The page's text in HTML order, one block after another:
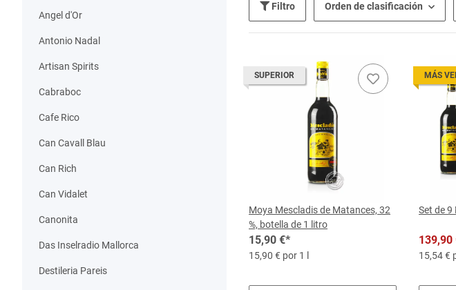
Filtro Orden de clasificación
SUPERIOR
Moya Mescladis de Matances, 32
%, botella de 1 litro
15,90 €*
15,90 € por 1 l
MÁS
Set de
139,90
15,54 €
Angel d'Or
Antonio Nadal
Artisan Spirits
Cabraboc
Cafe Rico
Can Cavall Blau
Can Rich
Can Vidalet
Canonita
Das Inselradio Mallorca
Destileria Pareis